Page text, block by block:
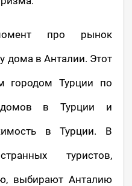
про рынок
дома в Анталии. Этот
городом Турции по
домов в Турции и
в Турции. В
туристов,
выбирают Анталию